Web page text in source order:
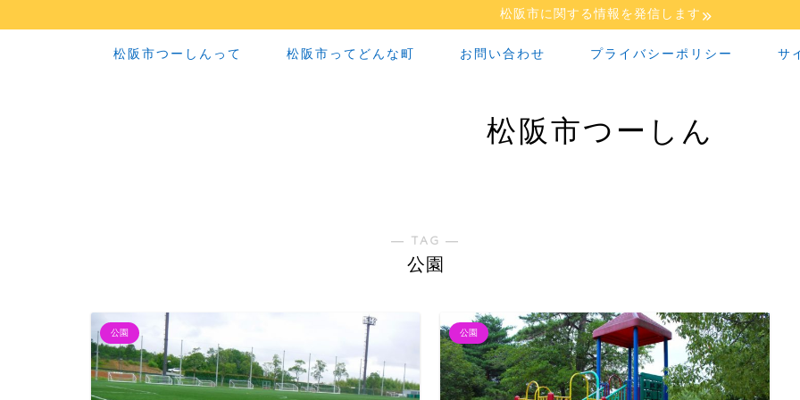
松阪市に関する情報を発信します
松阪市つーしんって 松阪市ってどんな町 お問い合わせ プライバシーポリシー サ
松阪市つーしん
― TAG ―
公園
公園 公園